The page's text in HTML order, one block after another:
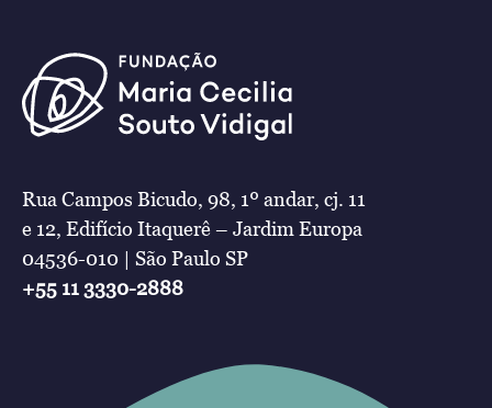
Rua Campos Bicudo, 98, 1º andar, cj. 11
e 12, Edifício Itaquerê – Jardim Europa
04536-010 | São Paulo SP
+55 11 3330-2888